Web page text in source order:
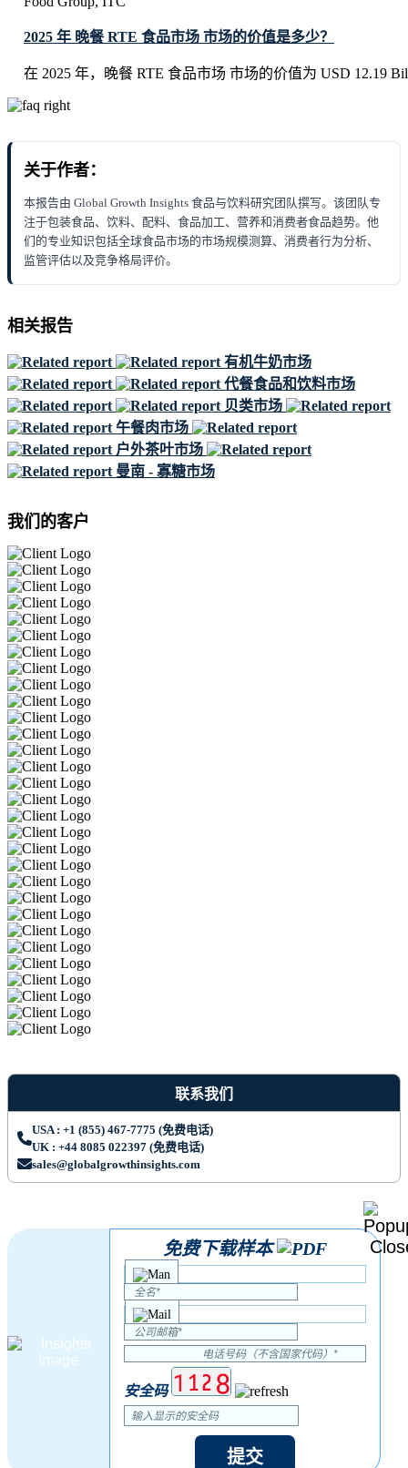
2025 年 晚餐 RTE 食品市场 市场的价值是多少？
在 2025 年，晚餐 RTE 食品市场 市场的价值为 USD 12.19
关于作者：
本报告由 Global Growth Insights 食品与饮料研究团队撰写。该团队专
注于包装食品、饮料、配料、食品加工、营养和消费者食品趋势。他
们的专业知识包括全球食品市场的市场规模测算、消费者行为分析、
监管评估以及竞争格局评价。
相关报告
有机牛奶市场
代餐食品和饮料市场
贝类市场
午餐肉市场
户外茶叶市场
曼南 - 寡糖市场
我们的客户
联系我们
USA : +1 (855) 467-7775 (免费电话)
UK : +44 8085 022397 (免费电话)
sales@globalgrowthinsights.com
免费下载样本
安全码
提交